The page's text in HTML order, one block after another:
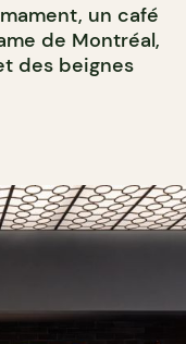
un café
de Montréal,
des beignes